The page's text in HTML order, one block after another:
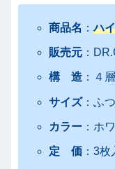
商品名 ：ハ
販売元 ：
構 造 ：４
サイズ：ふ
カラー ：ホ
定 価 ：3